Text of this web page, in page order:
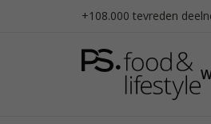
+108.000 tevreden